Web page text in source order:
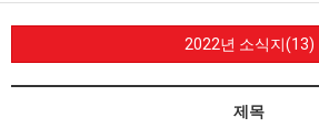
2022년 소식지(13)
제목